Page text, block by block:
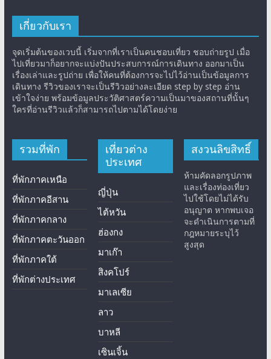
เกี่ยวกับเรา
จุดเริ่มต้นของเวบนี้ เริ่มจากที่เราเป็นคนชอบเที่ยว ชอบถ่ายรูป เมื่อ
ไปเที่ยวมาก็อยากจะแบ่งปันประสบการณ์การเดินทาง ออกมาเป็น
เรื่องเล่าและรูปถ่าย เพื่อให้คนที่ต้องการจะไปไว้อ่านเป็นข้อมูลการ
เดินทาง รีวิวของเราจะเป็นรีวิวอย่างละเอียด step by step อ่าน
เข้าใจง่าย พร้อมข้อมูลประวัติศาสตร์ความเป็นมาของสถานที่นั้นๆ
ใครที่อ่านรีวิวแล้วก็สามารถไปตามได้โดยง่าย
รวมที่พัก
ที่พักภาคเหนือ
ที่พักภาคอีสาน
ที่พักภาคกลาง
ที่พักภาคตะวันออก
ที่พักภาคใต้
ที่พักต่างประเทศ
เที่ยวต่าง
ประเทศ
ญี่ปุ่น
ไต้หวัน
ฮ่องกง
มาเก๊า
สิงคโปร์
มาเลเซีย
ลาว
บาหลี
เซินเจิ้น
สงวนลิขสิทธิ์
ห้ามคัดลอกรูปภาพ
และเรื่องท่องเที่ยว
ไปใช้โดยไม่ได้รับ
อนุญาต หากพบเจอ
จะดำเนินการตามที่
กฎหมายระบุไว้
สูงสุด